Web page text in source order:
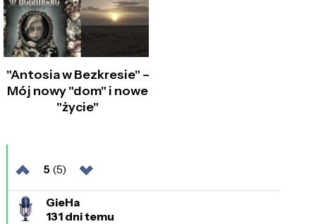
"Antosia w Bezkresie" –
Mój nowy "dom" i nowe
"życie"
5 (5)
GieHa
131 dni temu